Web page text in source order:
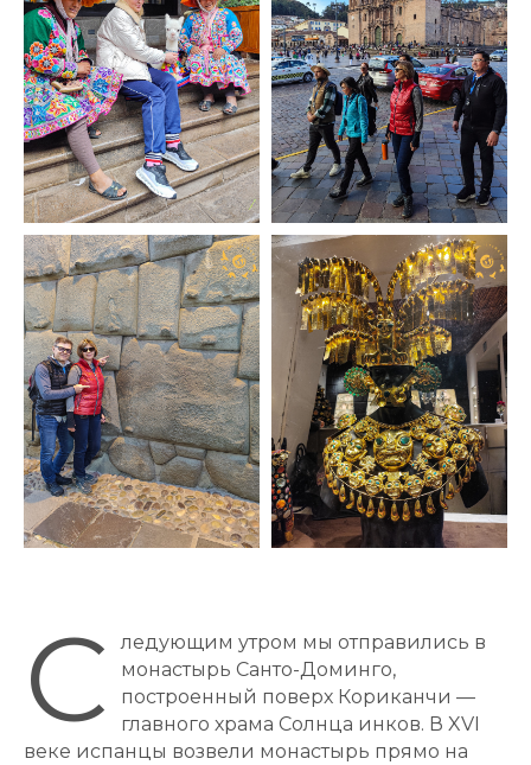
С
ледующим утром мы отправились в
монастырь Санто-Доминго,
построенный поверх Кориканчи —
главного храма Солнца инков. В XVI
веке испанцы возвели монастырь прямо на